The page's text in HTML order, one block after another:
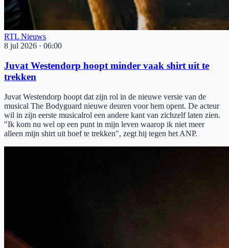
RTL Nieuws
8 jul 2026 · 06:00
Juvat Westendorp hoopt minder vaak shirt uit te
trekken
Juvat Westendorp hoopt dat zijn rol in de nieuwe versie van de
musical The Bodyguard nieuwe deuren voor hem opent. De acteur
wil in zijn eerste musicalrol een andere kant van zichzelf laten zien.
"Ik kom nu wel op een punt in mijn leven waarop ik niet meer
alleen mijn shirt uit hoef te trekken", zegt hij tegen het ANP.